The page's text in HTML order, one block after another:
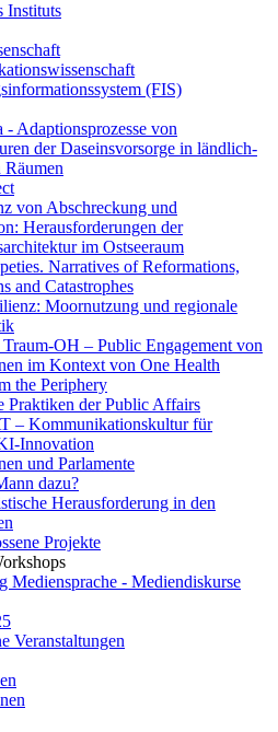
Instituts
(FIS)
- Adaptionsprozesse von
der Daseinsvorsorge in ländlich-
Räumen
von Abschreckung und
Herausforderungen der
im Ostseeraum
Narratives of Reformations,
and Catastrophes
Moornutzung und regionale
OH – Public Engagement von
im Kontext von One Health
the Periphery
Praktiken der Public Affairs
– Kommunikationskultur für
Innovation
und Parlamente
dazu?
Herausforderung in den
Projekte
Mediensprache - Mediendiskurse
Veranstaltungen